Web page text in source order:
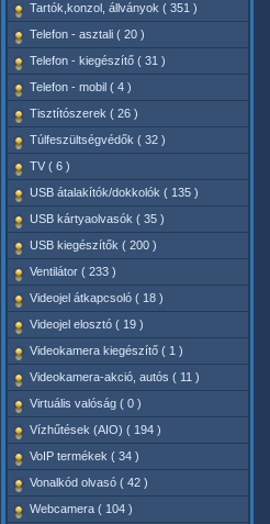
Tartók,konzol, állványok ( 351 )
Telefon - asztali ( 20 )
Telefon - kiegészítő ( 31 )
Telefon - mobil ( 4 )
Tisztítószerek ( 26 )
Túlfeszültségvédők ( 32 )
TV ( 6 )
USB átalakítók/dokkolók ( 135 )
USB kártyaolvasók ( 35 )
USB kiegészítők ( 200 )
Ventilátor ( 233 )
Videojel átkapcsoló ( 18 )
Videojel elosztó ( 19 )
Videokamera kiegészítő ( 1 )
Videokamera-akció, autós ( 11 )
Virtuális valóság ( 0 )
Vízhűtések (AIO) ( 194 )
VoIP termékek ( 34 )
Vonalkód olvasó ( 42 )
Webcamera ( 104 )